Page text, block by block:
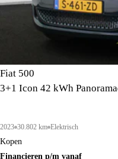
Fiat 500
3+1 Icon 42 kWh
2023 30.802 km Elektrisch
Kopen
Financieren p/m vanaf